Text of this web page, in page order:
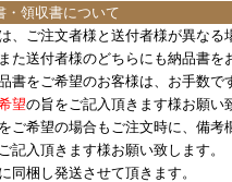
・領収書について
、ご注文者様と送付者様が異なる
た送付者様のどちらにも納品書を
書をご希望のお客様は、お手数で
望の旨をご記入頂きます様お願い
ご希望の場合もご注文時に、備考
記入頂きます様お願い致します。
同梱し発送させて頂きます。